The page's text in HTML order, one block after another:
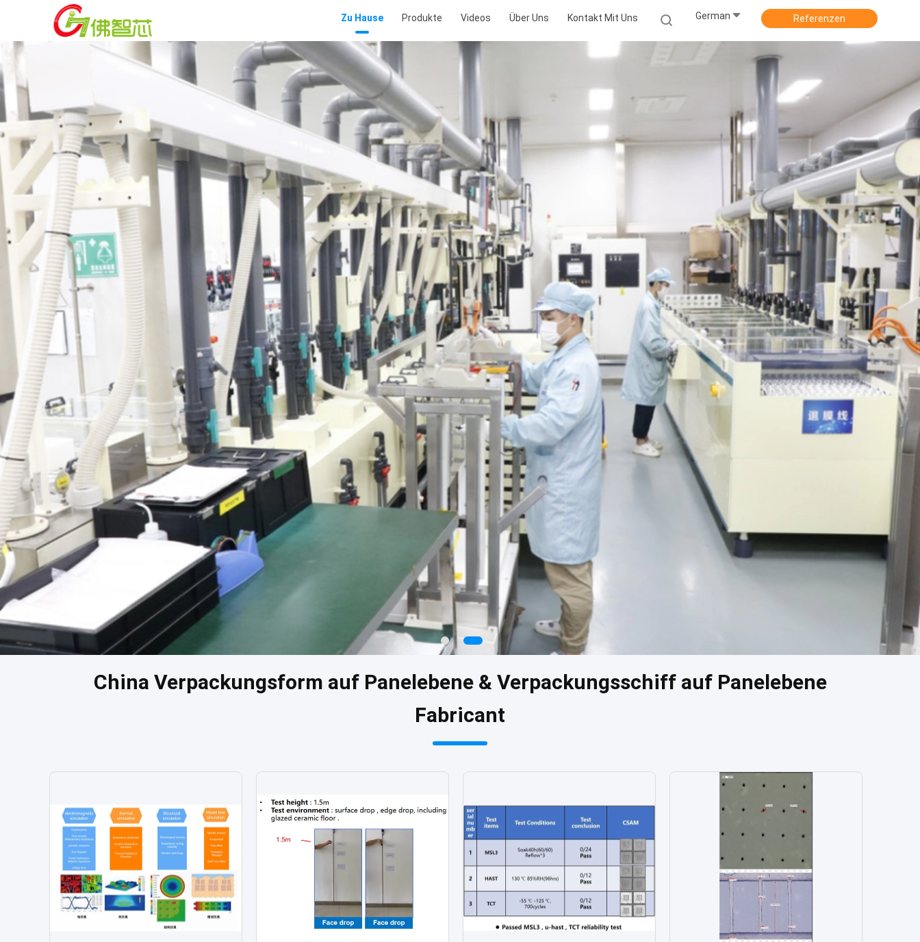
Zu Hause Produkte Videos Über Uns Kontakt Mit Uns German Referenzen
China Verpackungsform auf Panelebene & Verpackungsschiff auf Panelebene
Fabricant